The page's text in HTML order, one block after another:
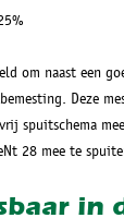
om naast een
Deze
spuitschema
28 mee te
in